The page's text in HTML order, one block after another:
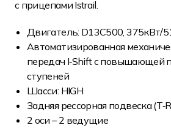
с прицепами Istrail.
Двигатель: D13C500, 375кВт/
Автоматизированная
передач I‑Shift с повышающей
ступеней
Шасси: HIGH
Задняя рессорная подвеска
2 оси – 2 ведущие